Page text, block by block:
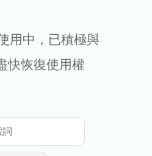
用中，已積極與
快恢復使用權